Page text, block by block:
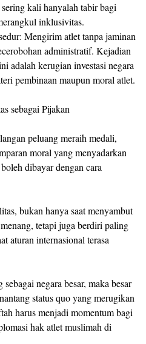
kali hanyalah tabir bagi
inklusivitas.
Mengirim atlet tanpa jaminan
administratif. Kejadian
adalah kerugian investasi negara
pembinaan maupun moral atlet.
sebagai Pijakan
peluang meraih medali,
moral yang menyadarkan
dibayar dengan cara
bukan hanya saat menyambut
tetapi juga berdiri paling
aturan internasional terasa
negara besar, maka besar
status quo yang merugikan
harus menjadi momentum bagi
hak atlet muslimah di